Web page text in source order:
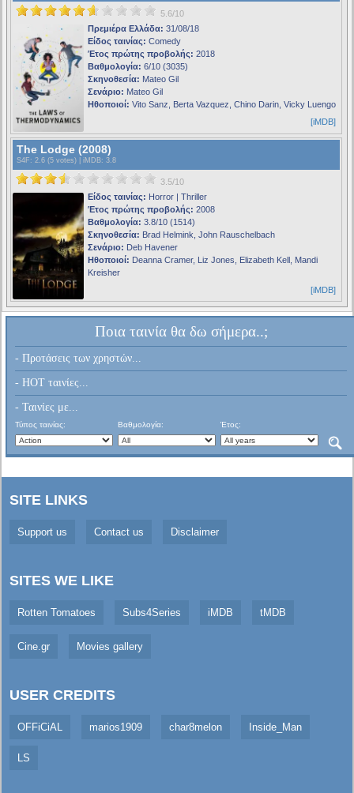
5.6/10
Πρεμιέρα Ελλάδα: 31/08/18
Είδος ταινίας: Comedy
Έτος πρώτης προβολής: 2018
Βαθμολογία: 6/10 (3035)
Σκηνοθεσία: Mateo Gil
Σενάριο: Mateo Gil
Ηθοποιοί: Vito Sanz, Berta Vazquez, Chino Darin, Vicky Luengo
[iMDB]
The Lodge (2008)
S4F : 2.6 (5 votes) | iMDB: 3.8
3.5/10
Είδος ταινίας: Horror | Thriller
Έτος πρώτης προβολής: 2008
Βαθμολογία: 3.8/10 (1514)
Σκηνοθεσία: Brad Helmink, John Rauschelbach
Σενάριο: Deb Havener
Ηθοποιοί: Deanna Cramer, Liz Jones, Elizabeth Kell, Mandi
Kreisher
[iMDB]
Ποια ταινία θα δω σήμερα..;
- Προτάσεις των χρηστών...
- HOT ταινίες...
- Ταινίες με...
Τύπος ταινίας: Βαθμολογία: Έτος:
SITE LINKS
Support us Contact us Disclaimer
SITES WE LIKE
Rotten Tomatoes Subs4Series iMDB tMDB
Cine.gr Movies gallery
USER CREDITS
OFFiCiAL marios1909 char8melon Inside_Man
LS